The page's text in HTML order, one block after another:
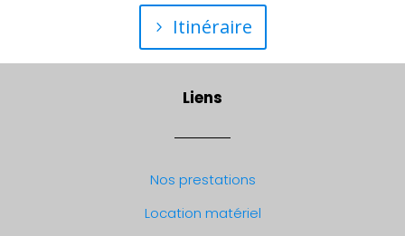
Itinéraire
Liens
Nos prestations
Location matériel